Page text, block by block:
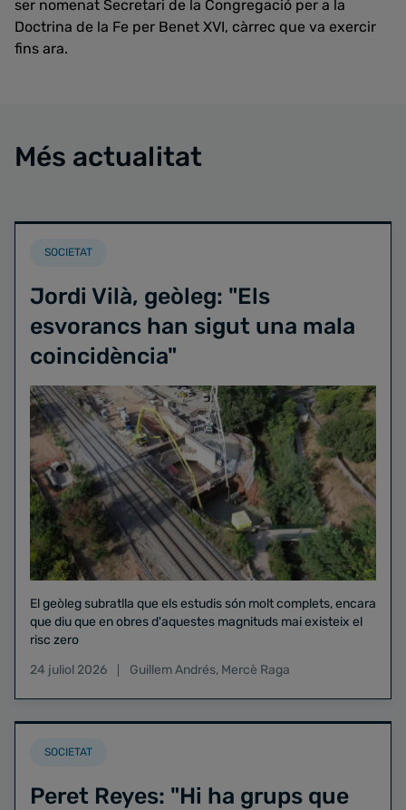
ser nomenat Secretari de la Congregació per a la
Doctrina de la Fe per Benet XVI, càrrec que va exercir
fins ara.
Més actualitat
SOCIETAT
Jordi Vilà, geòleg: "Els
esvorancs han sigut una mala
coincidència"
El geòleg subratlla que els estudis són molt complets, encara
que diu que en obres d'aquestes magnituds mai existeix el
risc zero
24 juliol 2026
Guillem Andrés, Mercè Raga
SOCIETAT
Peret Reyes: "Hi ha grups que